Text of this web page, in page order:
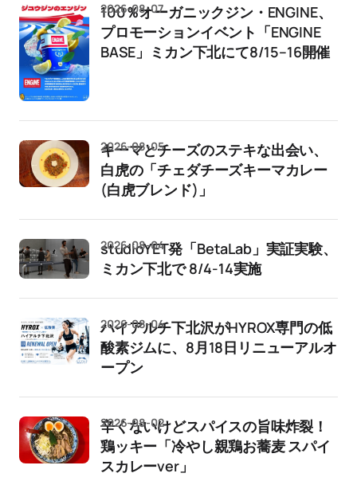
100％オーガニックジン・ENGINE、
プロモーションイベント「ENGINE
BASE」ミカン下北にて8/15–16開催
2026-08-07
キーマとチーズのステキな出会い、
白虎の「チェダチーズキーマカレー
(白虎ブレンド)」
2026-08-05
studioYET発「BetaLab」実証実験、
ミカン下北で 8/4-14実施
2026-08-04
ハイアルチ下北沢がHYROX専門の低
酸素ジムに、8月18日リニューアルオ
ープン
2026-08-04
辛くないけどスパイスの旨味炸裂！
鶏ッキー「冷やし親鶏お蕎麦 スパイ
スカレーver」
2026-08-02